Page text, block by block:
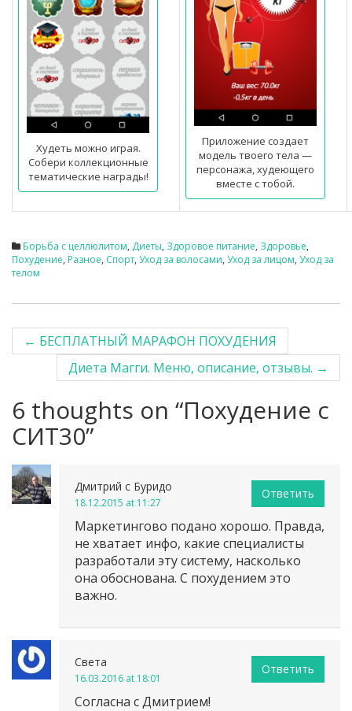
Худеть можно играя.
Собери коллекционные
тематические награды!
Приложение создает
модель твоего тела —
персонажа, худеющего
вместе с тобой.
Борьба с целлюлитом, Диеты, Здоровое питание, Здоровье,
Похудение, Разное, Спорт, Уход за волосами, Уход за лицом, Уход за
телом
Post navigation
← БЕСПЛАТНЫЙ МАРАФОН ПОХУДЕНИЯ
Диета Магги. Меню, описание, отзывы. →
6 thoughts on “Похудение с
СИТ30”
Дмитрий с Буридо
18.12.2015 at 11:27
Маркетингово подано хорошо. Правда,
не хватает инфо, какие специалисты
разработали эту систему, насколько
она обоснована. С похудением это
важно.
Ответить
Света
16.03.2016 at 18:01
Согласна с Дмитрием!
Ответить